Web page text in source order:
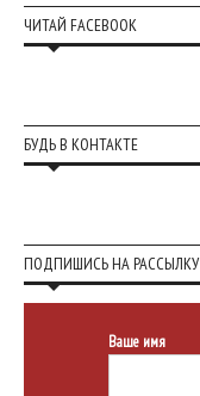
ЧИТАЙ FACEBOOK
БУДЬ В КОНТАКТЕ
ПОДПИШИСЬ НА РАССЫЛКУ
Ваше имя